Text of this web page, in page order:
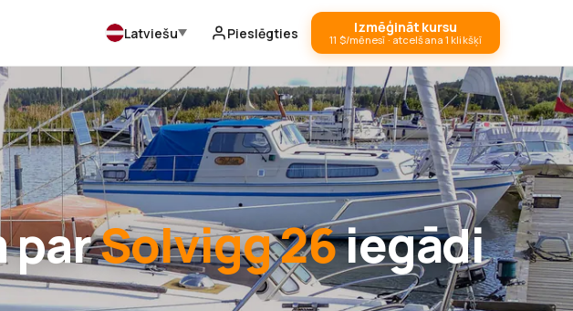
Latviešu Pieslēgties Izmēģināt kursu
11 $/mēnesī · atcelšana 1 klikšķī
parSolvigg 26iegādi